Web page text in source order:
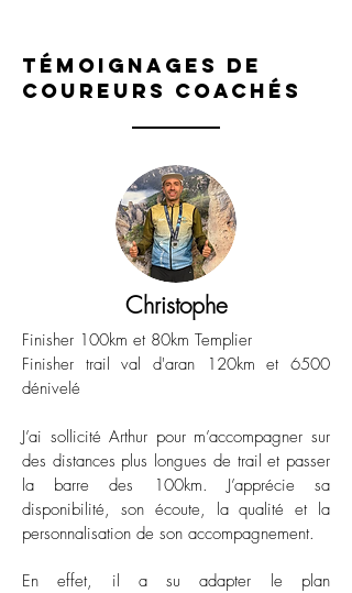
Témoignages de
coureurs coachés
Christophe
Finisher 100km et 80km Templier
Finisher trail val d'aran
120km et 6500
dénivelé
J’ai sollicité Arthur pour m’accompagner sur
des distances plus longues de trail et passer
la barre des 100km. J’apprécie sa
disponibilité, son écoute, la qualité et la
personnalisation de son accompagnement.
En effet, il a su adapter le plan